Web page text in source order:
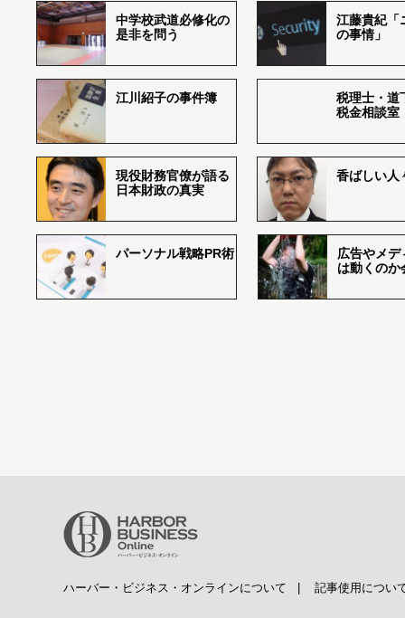
中学校武道必修化の
是非を問う
江藤貴紀「
の事情」
江川紹子の事件簿
税理士・道
税金相談室
現役財務官僚が語る
日本財政の真実
香ばしい
パーソナル戦略PR術
広告やメデ
は動くのか
ハーバー・ビジネス・オンラインについて 記事使用につい